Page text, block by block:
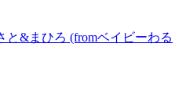
と&まひろ (fromベイビーわる